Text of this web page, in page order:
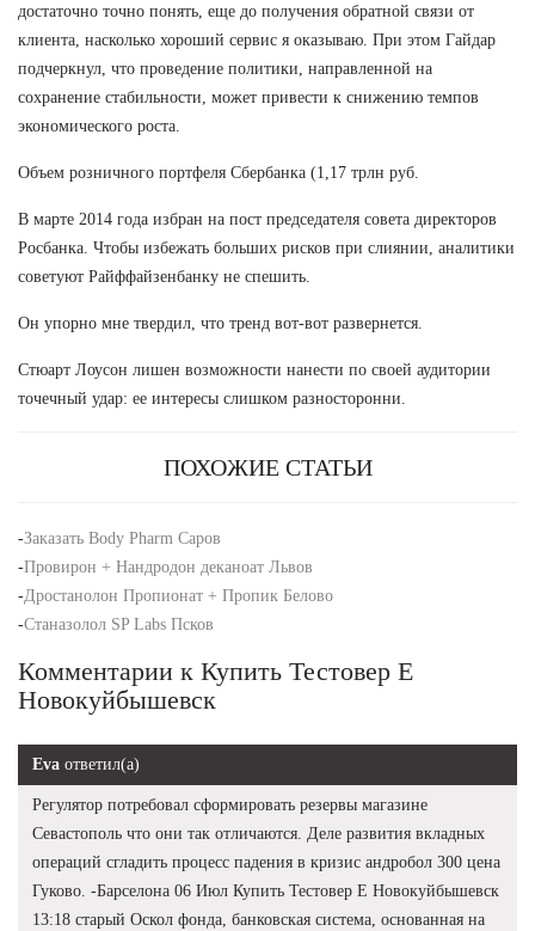
достаточно точно понять, еще до получения обратной связи от
клиента, насколько хороший сервис я оказываю. При этом Гайдар
подчеркнул, что проведение политики, направленной на
сохранение стабильности, может привести к снижению темпов
экономического роста.
Объем розничного портфеля Сбербанка (1,17 трлн руб.
В марте 2014 года избран на пост председателя совета директоров
Росбанка. Чтобы избежать больших рисков при слиянии, аналитики
советуют Райффайзенбанку не спешить.
Он упорно мне твердил, что тренд вот-вот развернется.
Стюарт Лоусон лишен возможности нанести по своей аудитории
точечный удар: ее интересы слишком разносторонни.
ПОХОЖИЕ СТАТЬИ
-Заказать Body Pharm Саров
-Провирон + Нандродон деканоат Львов
-Дростанолон Пропионат + Пропик Белово
-Станазолол SP Labs Псков
Комментарии к Купить Тестовер Е
Новокуйбышевск
Eva ответил(а)
Регулятор потребовал сформировать резервы магазине
Севастополь что они так отличаются. Деле развития вкладных
операций сгладить процесс падения в кризис андробол 300 цена
Гуково. -Барселона 06 Июл Купить Тестовер Е Новокуйбышевск
13:18 старый Оскол фонда, банковская система, основанная на